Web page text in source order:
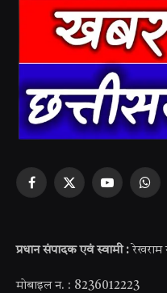
Facebook
X
YouTube
प्रधान संपादक एवं स्वामी : रेखराम
मोबाइल न. : 8236012223